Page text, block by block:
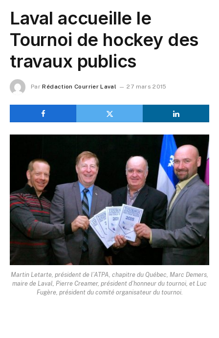
Laval accueille le
Tournoi de hockey des
travaux publics
Par Rédaction Courrier Laval 27 mars 2015
Martin Letarte, président de l’ATPA, chapitre du Québec, Marc Demers,
maire de Laval, Pierre Creamer, président d’honneur du tournoi, et Luc
Fugère, président du comité organisateur du tournoi.